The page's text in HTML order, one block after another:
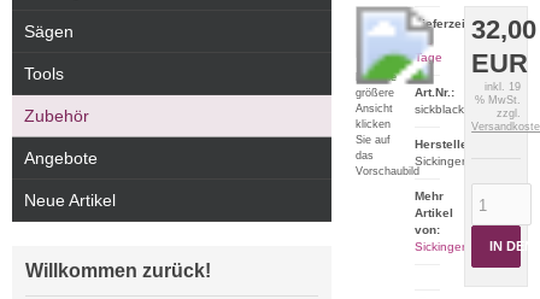
Für eine
größere
Ansicht
klicken
Sie auf
das
Vorschaubild
32,00
EUR
inkl. 19
% MwSt.
zzgl.
IN DEN
Lieferzeit:
1-2
Tage
Art.Nr.:
sickblack
Hersteller:
Sickinger
Mehr
Artikel
von:
Sickinger
Sägen
Tools
Zubehör
Angebote
Neue Artikel
Willkommen zurück!